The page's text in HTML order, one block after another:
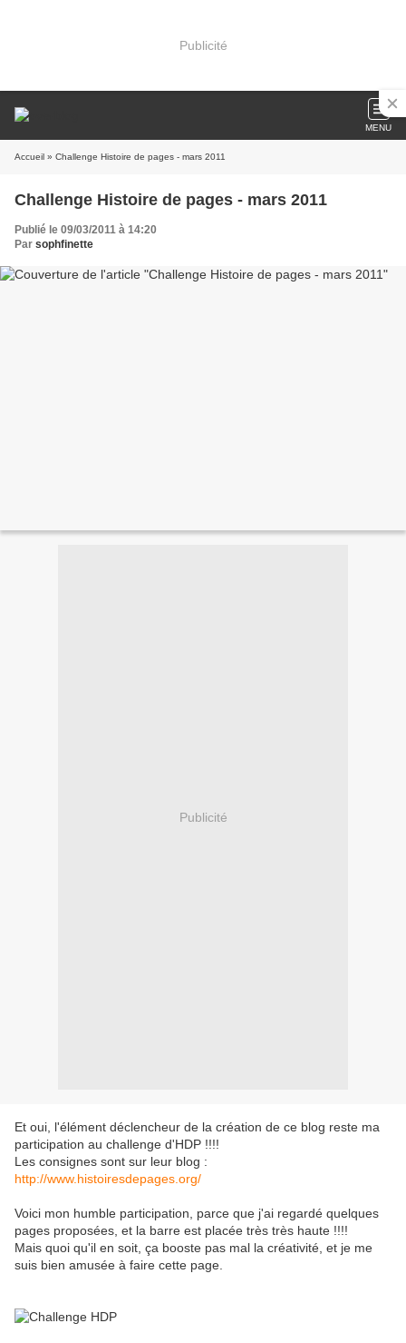
Publicité
MENU
Accueil » Challenge Histoire de pages - mars 2011
Challenge Histoire de pages - mars 2011
Publié le 09/03/2011 à 14:20
Par sophfinette
Publicité
Et oui, l'élément déclencheur de la création de ce blog reste ma
participation au challenge d'HDP !!!!
Les consignes sont sur leur blog :
http://www.histoiresdepages.org/
Voici mon humble participation, parce que j'ai regardé quelques
pages proposées, et la barre est placée très très haute !!!!
Mais quoi qu'il en soit, ça booste pas mal la créativité, et je me
suis bien amusée à faire cette page.